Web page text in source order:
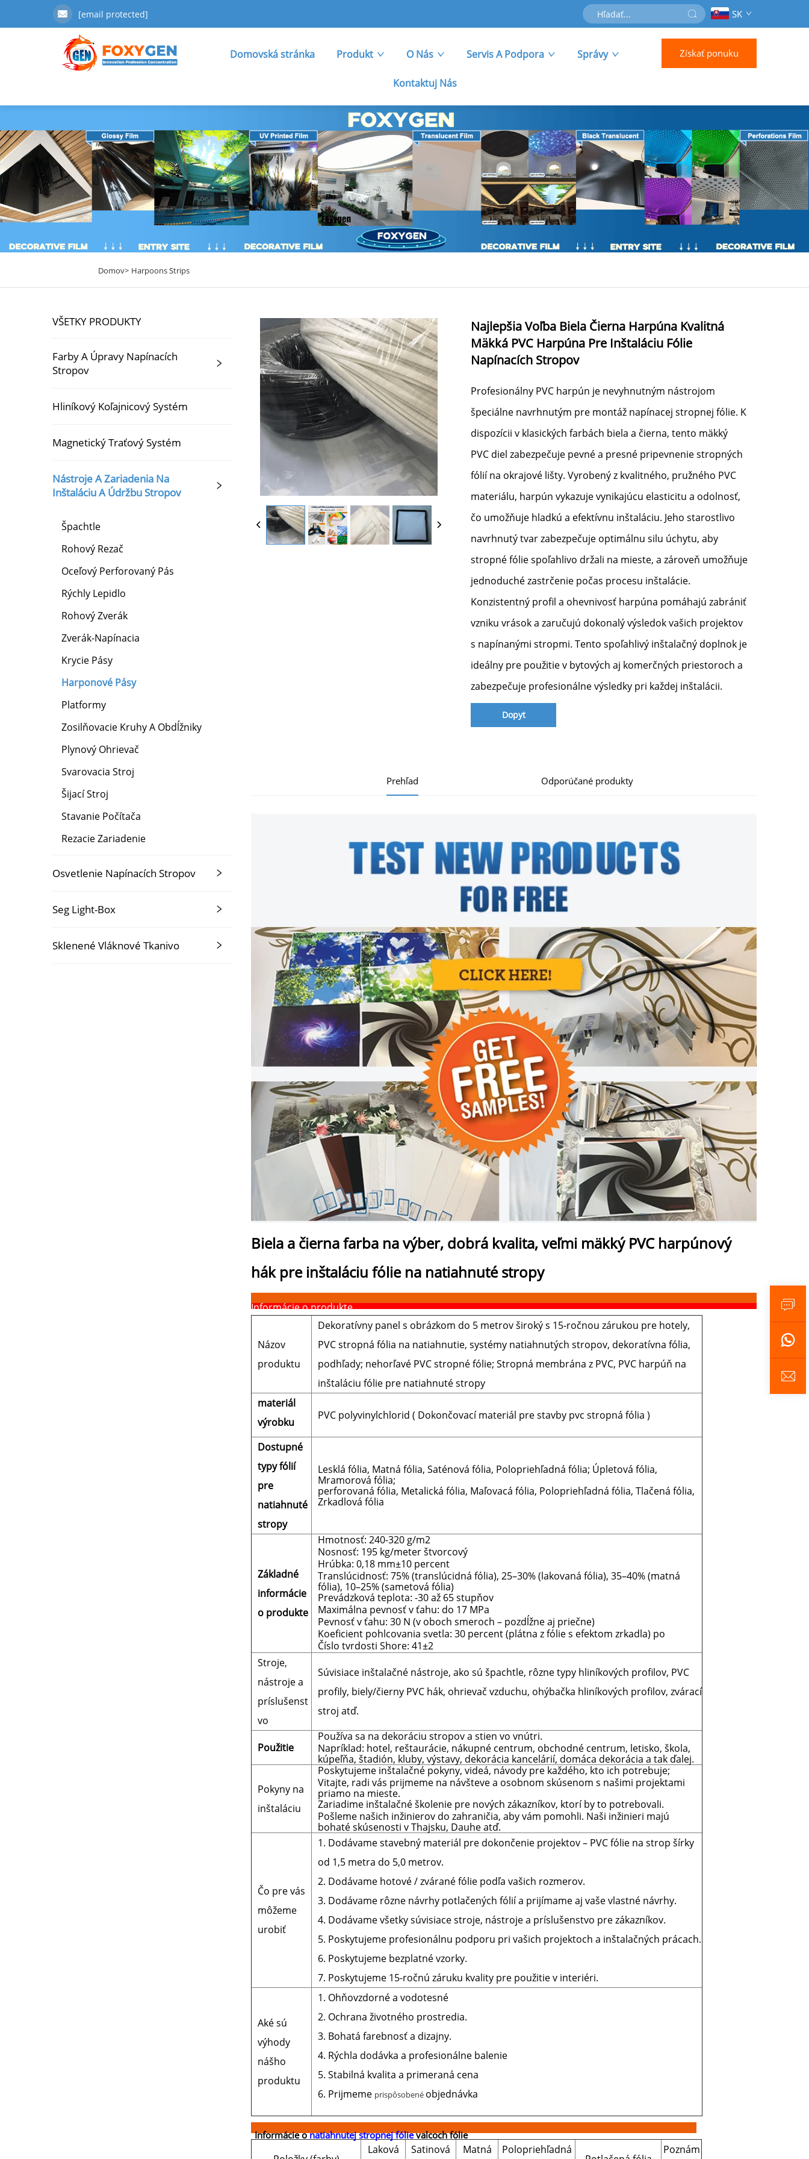
[email protected] SK
Domovská stránka Produkt O Nás Servis A Podpora Správy
Kontaktuj Nás
Získať ponuku
Domov> Harpoons Strips
VŠETKY PRODUKTY
Farby A Úpravy Napínacích
Stropov
Hliníkový Koľajnicový Systém
Magnetický Traťový Systém
Nástroje A Zariadenia Na
Inštaláciu A Údržbu Stropov
Špachtle
Rohový Rezač
Oceľový Perforovaný Pás
Rýchly Lepidlo
Rohový Zverák
Zverák-Napínacia
Krycie Pásy
Harponové Pásy
Platformy
Zosilňovacie Kruhy A Obdĺžniky
Plynový Ohrievač
Svarovacia Stroj
Šijací Stroj
Stavanie Počítača
Rezacie Zariadenie
Osvetlenie Napínacích Stropov
Seg Light-Box
Sklenené Vláknové Tkanivo
Najlepšia Voľba Biela Čierna Harpúna Kvalitná
Mäkká PVC Harpúna Pre Inštaláciu Fólie
Napínacích Stropov
Profesionálny PVC harpún je nevyhnutným nástrojom
špeciálne navrhnutým pre montáž napínacej stropnej fólie. K
dispozícii v klasických farbách biela a čierna, tento mäkký
PVC diel zabezpečuje pevné a presné pripevnenie stropných
fólií na okrajové lišty. Vyrobený z kvalitného, pružného PVC
materiálu, harpún vykazuje vynikajúcu elasticitu a odolnosť,
čo umožňuje hladkú a efektívnu inštaláciu. Jeho starostlivo
navrhnutý tvar zabezpečuje optimálnu silu úchytu, aby
stropné fólie spoľahlivo držali na mieste, a zároveň umožňuje
jednoduché zastrčenie počas procesu inštalácie.
Konzistentný profil a ohevnivosť harpúna pomáhajú zabrániť
vzniku vrások a zaručujú dokonalý výsledok vašich projektov
s napínanými stropmi. Tento spoľahlivý inštalačný doplnok je
ideálny pre použitie v bytových aj komerčných priestoroch a
zabezpečuje profesionálne výsledky pri každej inštalácii.
Dopyt
Prehľad Odporúčané produkty
Biela a čierna farba na výber, dobrá kvalita, veľmi mäkký PVC harpúnový
hák pre inštaláciu fólie na natiahnuté stropy
Informácie o produkte
Názov
produktu
Dekoratívny panel s obrázkom do 5 metrov široký s 15-ročnou zárukou pre hotely,
PVC stropná fólia na natiahnutie, systémy natiahnutých stropov, dekoratívna fólia,
podhľady; nehorľavé PVC stropné fólie; Stropná membrána z PVC, PVC harpúň na
inštaláciu fólie pre natiahnuté stropy
materiál
výrobku
PVC polyvinylchlorid ( Dokončovací materiál pre stavby pvc stropná fólia )
Dostupné
typy fólií
pre
natiahnuté
stropy
Lesklá fólia, Matná fólia, Saténová fólia, Polopriehľadná fólia; Úpletová fólia,
Mramorová fólia;
perforovaná fólia, Metalická fólia, Maľovacá fólia, Polopriehľadná fólia, Tlačená fólia,
Zrkadlová fólia
Základné
informácie
o produkte
Hmotnosť: 240-320 g/m2
Nosnosť: 195 kg/meter štvorcový
Hrúbka: 0,18 mm±10 percent
Translúcidnosť: 75% (translúcidná fólia), 25–30% (lakovaná fólia), 35–40% (matná
fólia), 10–25% (sametová fólia)
Prevádzková teplota: -30 až 65 stupňov
Maximálna pevnosť v ťahu: do 17 MPa
Pevnosť v ťahu: 30 N (v oboch smeroch – pozdĺžne aj priečne)
Koeficient pohlcovania svetla: 30 percent (plátna z fólie s efektom zrkadla) po
Číslo tvrdosti Shore: 41±2
Stroje,
nástroje a
príslušenst
vo
Súvisiace inštalačné nástroje, ako sú špachtle, rôzne typy hliníkových profilov, PVC
profily, biely/čierny PVC hák, ohrievač vzduchu, ohýbačka hliníkových profilov, zvárací
stroj atď.
Použitie
Používa sa na dekoráciu stropov a stien vo vnútri.
Napríklad: hotel, reštaurácie, nákupné centrum, obchodné centrum, letisko, škola,
kúpeľňa, štadión, kluby, výstavy, dekorácia kancelárií, domáca dekorácia a tak ďalej.
Pokyny na
inštaláciu
Poskytujeme inštalačné pokyny, videá, návody pre každého, kto ich potrebuje;
Vitajte, radi vás prijmeme na návšteve a osobnom skúsenom s našimi projektami
priamo na mieste.
Zariadime inštalačné školenie pre nových zákazníkov, ktorí by to potrebovali.
Pošleme našich inžinierov do zahraničia, aby vám pomohli. Naši inžinieri majú
bohaté skúsenosti v Thajsku, Dauhe atď.
Čo pre vás
môžeme
urobiť
1. Dodávame stavebný materiál pre dokončenie projektov – PVC fólie na strop šírky
od 1,5 metra do 5,0 metrov.
2. Dodávame hotové / zvárané fólie podľa vašich rozmerov.
3. Dodávame rôzne návrhy potlačených fólií a prijímame aj vaše vlastné návrhy.
4. Dodávame všetky súvisiace stroje, nástroje a príslušenstvo pre zákazníkov.
5. Poskytujeme profesionálnu podporu pri vašich projektoch a inštalačných prácach.
6. Poskytujeme bezplatné vzorky.
7. Poskytujeme 15-ročnú záruku kvality pre použitie v interiéri.
Aké sú
výhody
nášho
produktu
1. Ohňovzdorné a vodotesné
2. Ochrana životného prostredia.
3. Bohatá farebnosť a dizajny.
4. Rýchla dodávka a profesionálne balenie
5. Stabilná kvalita a primeraná cena
6. Prijmeme prispôsobené objednávka
Informácie onatiahnutej stropnej fólievalcoch fólie
Laková Satinová Matná Polopriehľadná Poznám